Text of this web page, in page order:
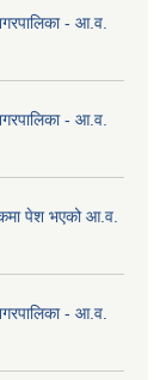
- आ.व.
- आ.व.
पेश भएको आ.व.
- आ.व.